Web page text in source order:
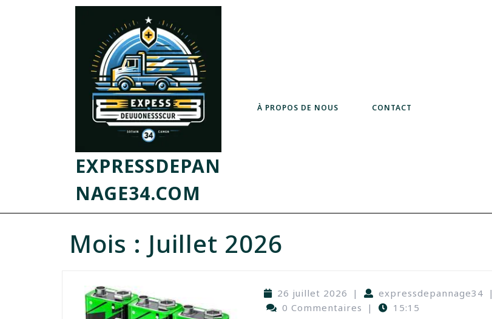
EXPRESSDEPAN
NAGE34.COM
À PROPOS DE NOUS CONTACT
Mois : Juillet 2026
26 juillet 2026 | expressdepannage34 |
0 Commentaires
| 15:15